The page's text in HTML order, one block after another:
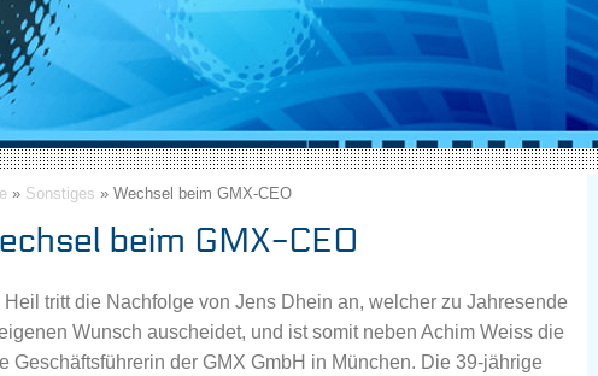
» Sonstiges » Wechsel beim GMX-CEO
beim GMX-CEO
Heil tritt die Nachfolge von Jens Dhein an, welcher zu Jahresende
Wunsch auscheidet, und ist somit neben Achim Weiss die
Geschäftsführerin der GMX GmbH in München. Die 39-jährige